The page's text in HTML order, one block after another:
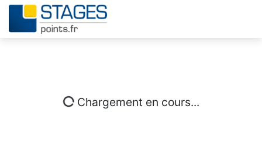
Chargement en cours...